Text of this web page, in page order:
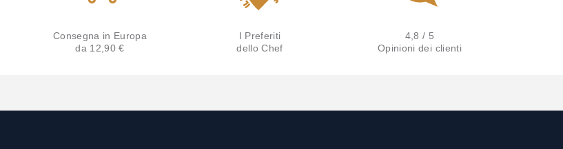
Consegna in Europa
da 12,90 €
I Preferiti
dello Chef
4,8 / 5
Opinioni dei clienti